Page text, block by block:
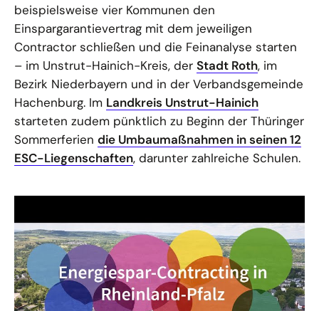
beispielsweise vier Kommunen den
Einspargarantievertrag mit dem jeweiligen
Contractor schließen und die Feinanalyse starten
– im Unstrut-Hainich-Kreis, der Stadt Roth, im
Bezirk Niederbayern und in der Verbandsgemeinde
Hachenburg. Im Landkreis Unstrut-Hainich
starteten zudem pünktlich zu Beginn der Thüringer
Sommerferien die Umbaumaßnahmen in seinen 12
ESC-Liegenschaften, darunter zahlreiche Schulen.